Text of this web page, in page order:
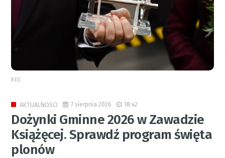
RED.
AKTUALNOŚCI 7 sierpnia 2026 18:42
Dożynki Gminne 2026 w Zawadzie
Książęcej. Sprawdź program święta
plonów